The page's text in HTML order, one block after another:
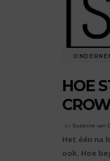
HOE
by Suzanne van
Het één na
ook. Hoe